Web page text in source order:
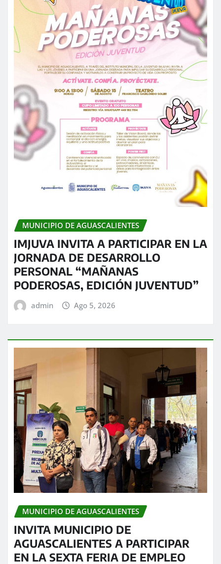
MUNICIPIO DE AGUASCALIENTES
IMJUVA INVITA A PARTICIPAR EN LA
JORNADA DE DESARROLLO
PERSONAL “MAÑANAS
PODEROSAS, EDICIÓN JUVENTUD”
admin Ago 5, 2026
MUNICIPIO DE AGUASCALIENTES
INVITA MUNICIPIO DE
AGUASCALIENTES A PARTICIPAR
EN LA SEXTA FERIA DE EMPLEO